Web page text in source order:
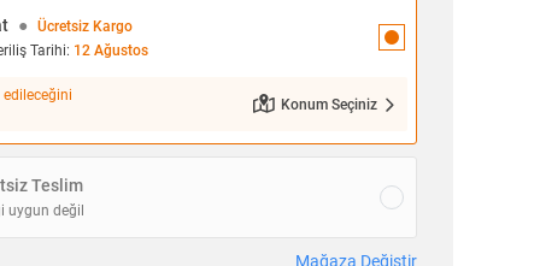
●
Ücretsiz Kargo
Tarihi: 12 Ağustos
Konum Seçiniz
Teslim
uygun değil
Mağaza Değiştir